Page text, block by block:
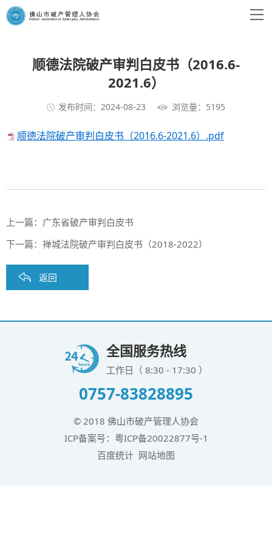
顺德法院破产审判白皮书（2016.6-
2021.6）
发布时间：2024-08-23 浏览量：5195
顺德法院破产审判白皮书（2016.6-2021.6）.pdf
上一篇： 广东省破产审判白皮书
下一篇： 禅城法院破产审判白皮书（2018-2022）
返回
全国服务热线
工作日（ 8:30 - 17:30 ）
0757-83828895
© 2018 佛山市破产管理人协会
ICP备案号： 粤ICP备20022877号-1
百度统计 网站地图